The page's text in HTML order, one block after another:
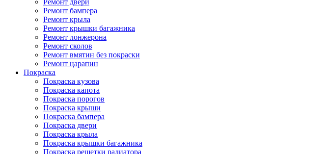
Ремонт двери
Ремонт бампера
Ремонт крыла
Ремонт крышки багажника
Ремонт лонжерона
Ремонт сколов
Ремонт вмятин без покраски
Ремонт царапин
Покраска
Покраска кузова
Покраска капота
Покраска порогов
Покраска крыши
Покраска бампера
Покраска двери
Покраска крыла
Покраска крышки багажника
Покраска решетки радиатора